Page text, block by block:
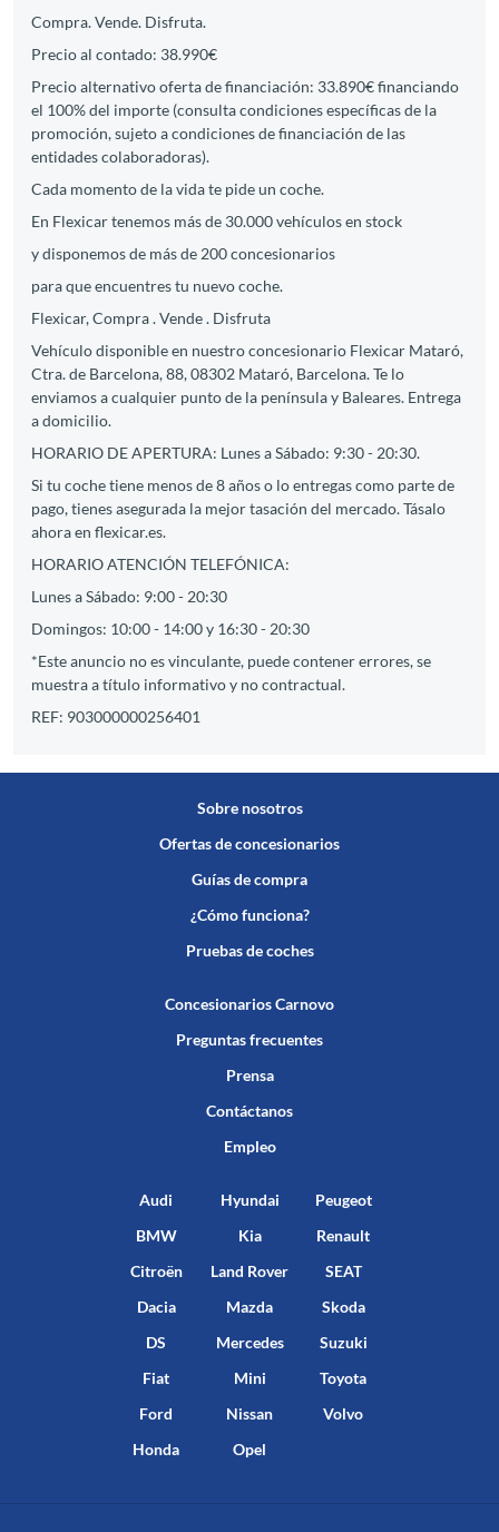
Compra. Vende. Disfruta.
Precio al contado: 38.990€
Precio alternativo oferta de financiación: 33.890€ financiando
el 100% del importe (consulta condiciones específicas de la
promoción, sujeto a condiciones de financiación de las
entidades colaboradoras).
Cada momento de la vida te pide un coche.
En Flexicar tenemos más de 30.000 vehículos en stock
y disponemos de más de 200 concesionarios
para que encuentres tu nuevo coche.
Flexicar, Compra . Vende . Disfruta
Vehículo disponible en nuestro concesionario Flexicar Mataró,
Ctra. de Barcelona, 88, 08302 Mataró, Barcelona. Te lo
enviamos a cualquier punto de la península y Baleares. Entrega
a domicilio.
HORARIO DE APERTURA: Lunes a Sábado: 9:30 - 20:30.
Si tu coche tiene menos de 8 años o lo entregas como parte de
pago, tienes asegurada la mejor tasación del mercado. Tásalo
ahora en flexicar.es.
HORARIO ATENCIÓN TELEFÓNICA:
Lunes a Sábado: 9:00 - 20:30
Domingos: 10:00 - 14:00 y 16:30 - 20:30
*Este anuncio no es vinculante, puede contener errores, se
muestra a título informativo y no contractual.
REF: 903000000256401
Sobre nosotros
Ofertas de concesionarios
Guías de compra
¿Cómo funciona?
Pruebas de coches
Concesionarios Carnovo
Preguntas frecuentes
Prensa
Contáctanos
Empleo
Audi
BMW
Citroën
Dacia
DS
Fiat
Ford
Honda
Hyundai
Kia
Land Rover
Mazda
Mercedes
Mini
Nissan
Opel
Peugeot
Renault
SEAT
Skoda
Suzuki
Toyota
Volvo